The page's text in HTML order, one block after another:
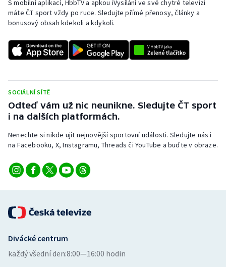
Sportovní střelba
Stolní tenis
Triatlon
Veslování
Vodní slalom
S mobilní aplikací, HbbTV a apkou iVysílání ve své chytré televizi
máte ČT sport vždy po ruce. Sledujte přímé přenosy, články a
bonusový obsah kdekoli a kdykoli.
SOCIÁLNÍ SÍTĚ
Odteď vám už nic neunikne. Sledujte ČT sport
i na dalších platformách.
Nenechte si nikde ujít nejnovější sportovní události. Sledujte nás i
na Facebooku, X, Instagramu, Threads či YouTube a buďte v obraze.
Divácké centrum
každý všední den:8:00—16:00 hodin